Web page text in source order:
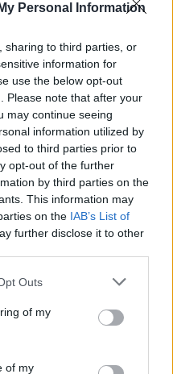
Personal Information
sharing to third parties, or
information for
use the below opt-out
Please note that after your
may continue seeing
information utilized by
to third parties prior to
opt-out of the further
by third parties on the
This information may
on the IAB’s List of
further disclose it to other
uses one or more Google
You may click to
its third-party tags to
purposes in below Google
Outs
of my
of my
του
στο